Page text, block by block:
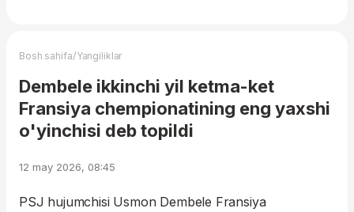
Bosh sahifa/Yangiliklar
Dembele ikkinchi yil ketma-ket
Fransiya chempionatining eng yaxshi
o'yinchisi deb topildi
12 may 2026, 08:45
PSJ hujumchisi Usmon Dembele Fransiya